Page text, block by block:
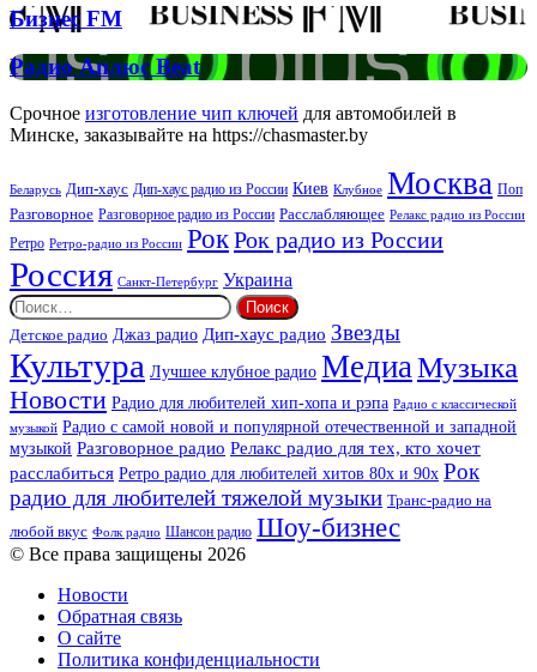
Бизнес
Бизнес FM
Радио
Аплюс
Beat
Радио Аплюс Beat
Срочное изготовление чип ключей для автомобилей в
Минске, заказывайте на https://chasmaster.by
Беларусь Дип-хаус Дип-хаус радио из России Киев Клубное Москва Поп
Разговорное Разговорное радио из России Расслабляющее Релакс радио из России
Ретро Ретро-радио из России РокРок радио из России
Россия Санкт-Петербург Украина
Найти:
Детское радио Джаз радио Дип-хаус радио Звезды
Культура Лучшее клубное радио МедиаМузыка
Новости Радио для любителей хип-хопа и рэпа Радио с классической
музыкой Радио с самой новой и популярной отечественной и западной
музыкой Разговорное радио Релакс радио для тех, кто хочет
расслабиться Ретро радио для любителей хитов 80х и 90х Рок
радио для любителей тяжелой музыки Транс-радио на
любой вкус Фолк радио Шансон радио Шоу-бизнес
© Все права защищены 2026
Новости
Обратная связь
О сайте
Политика конфиденциальности